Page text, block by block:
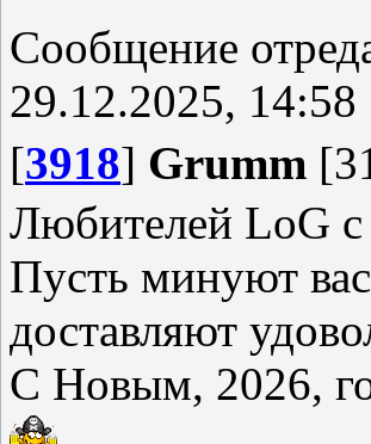
Сообщение
29.12.2025, 14:58
[3918] Grumm
Любителей LoG
Пусть минуют
доставляют
С Новым, 2026,